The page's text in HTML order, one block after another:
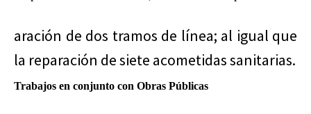
aración de dos tramos de línea; al igual que
la reparación de siete acometidas sanitarias.
Trabajos en conjunto con Obras Públicas